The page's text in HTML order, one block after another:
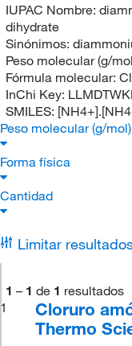
IUPAC Nombre:
dihydrate
Sinónimos:
Peso molecular (g/
Fórmula molecular:
InChi Key:
SMILES:
Peso molecular (g/mol)
Forma física
Cantidad
Limitar
1 – 1 de 1 resultados
1
Cloruro
Thermo